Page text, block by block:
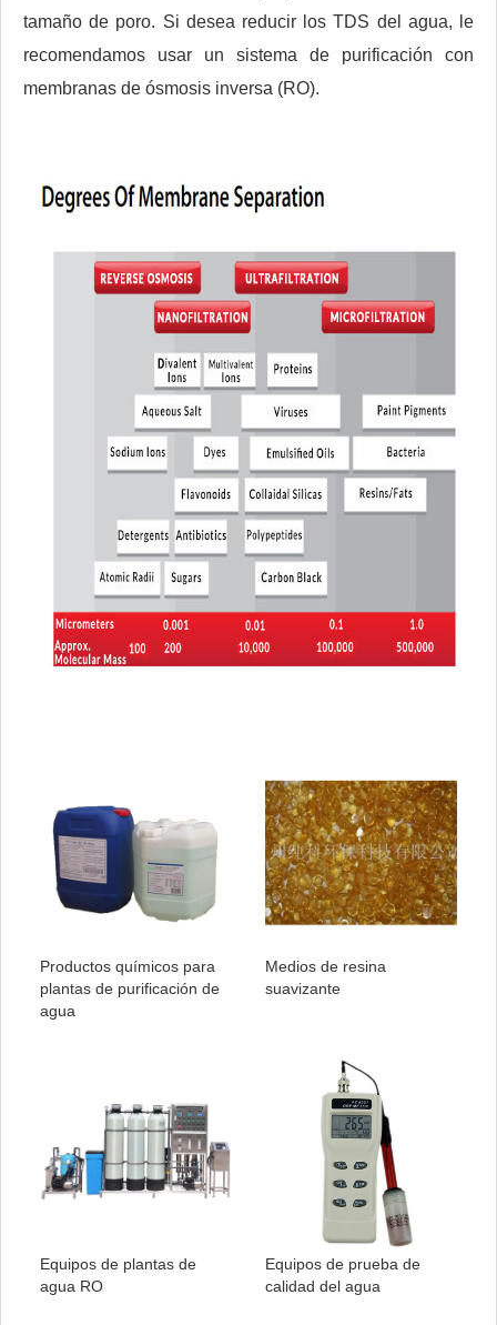
tamaño de poro. Si desea reducir los TDS del agua, le
recomendamos usar un sistema de purificación con
membranas de ósmosis inversa (RO).
Productos químicos para
plantas de purificación de
agua
Medios de resina
suavizante
Equipos de plantas de
agua RO
Equipos de prueba de
calidad del agua